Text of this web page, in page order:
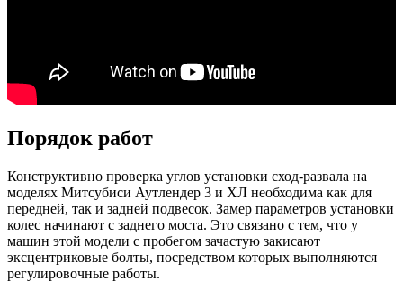
Порядок работ
Конструктивно проверка углов установки сход-развала на
моделях Митсубиси Аутлендер 3 и ХЛ необходима как для
передней, так и задней подвесок. Замер параметров установки
колес начинают с заднего моста. Это связано с тем, что у
машин этой модели с пробегом зачастую закисают
эксцентриковые болты, посредством которых выполняются
регулировочные работы.